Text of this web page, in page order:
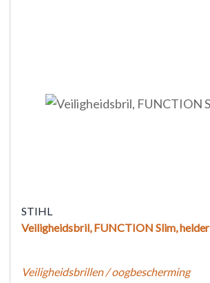
STIHL
Veiligheidsbril, FUNCTION Slim, helder
Veiligheidsbrillen / oogbescherming